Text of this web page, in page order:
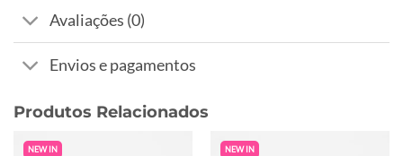
Avaliações (0)
Envios e pagamentos
Produtos Relacionados
NEW IN
NEW IN